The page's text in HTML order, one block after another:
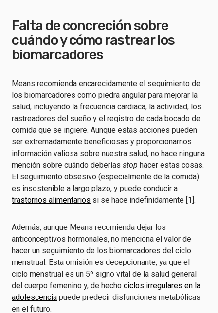
Falta de concreción sobre
cuándo y cómo rastrear los
biomarcadores
Means recomienda encarecidamente el seguimiento de
los biomarcadores como piedra angular para mejorar la
salud, incluyendo la frecuencia cardíaca, la actividad, los
rastreadores del sueño y el registro de cada bocado de
comida que se ingiere. Aunque estas acciones pueden
ser extremadamente beneficiosas y proporcionarnos
información valiosa sobre nuestra salud, no hace ninguna
mención sobre cuándo deberías stop hacer estas cosas.
El seguimiento obsesivo (especialmente de la comida)
es insostenible a largo plazo, y puede conducir a
trastornos alimentarios si se hace indefinidamente [1].
Además, aunque Means recomienda dejar los
anticonceptivos hormonales, no menciona el valor de
hacer un seguimiento de los biomarcadores del ciclo
menstrual. Esta omisión es decepcionante, ya que el
ciclo menstrual es un 5º signo vital de la salud general
del cuerpo femenino y, de hecho ciclos irregulares en la
adolescencia puede predecir disfunciones metabólicas
en el futuro.